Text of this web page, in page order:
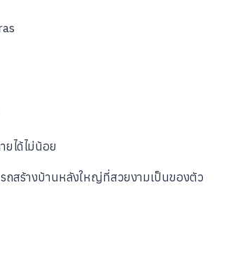
ได้ไม่น้อย
สร้างบ้านหลังใหญ่ที่สวยงามเป็นของตัว